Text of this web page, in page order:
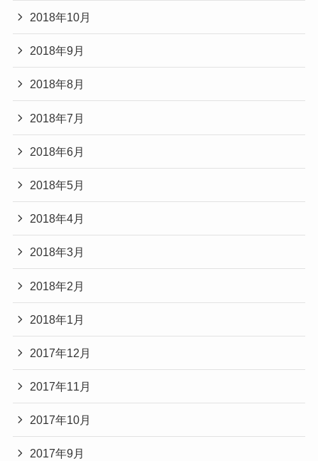
2018年10月
2018年9月
2018年8月
2018年7月
2018年6月
2018年5月
2018年4月
2018年3月
2018年2月
2018年1月
2017年12月
2017年11月
2017年10月
2017年9月